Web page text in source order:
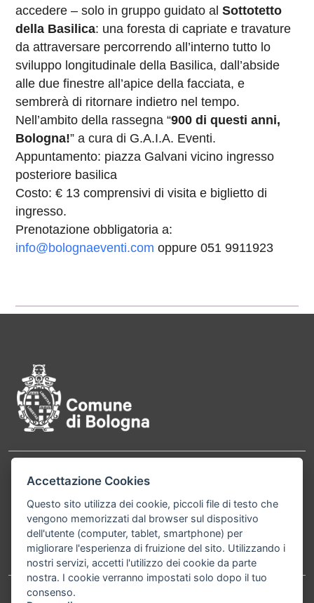
accedere – solo in gruppo guidato alSottotetto
della Basilica: una foresta di capriate e travature
da attraversare percorrendo all’interno tutto lo
sviluppo longitudinale della Basilica, dall’abside
alle due finestre all’apice della facciata, e
sembrerà di ritornare indietro nel tempo.
Nell’ambito della rassegna “900 di questi anni,
Bologna!” a cura di G.A.I.A. Eventi.
Appuntamento: piazza Galvani vicino ingresso
posteriore basilica
Costo: € 13 comprensivi di visita e biglietto di
ingresso.
Prenotazione obbligatoria a:
info@bolognaeventi.com oppure 051 9911923
Contatti
Comune di Bologna, Piazza Maggiore, 6 - 40124
Bologna P.Iva 01232710374 Cod. IBAN: IT 88 R
02008 02435 000020067156
Telefono:051203040
Accettazione Cookies
Questo sito utilizza dei cookie, piccoli file di testo che
vengono memorizzati dal browser sul dispositivo
dell'utente (computer, tablet, smartphone) per
migliorare l'esperienza di fruizione del sito. Utilizzando i
nostri servizi, accetti l'utilizzo dei cookie da parte
nostra. I cookie verranno impostati solo dopo il tuo
consenso.